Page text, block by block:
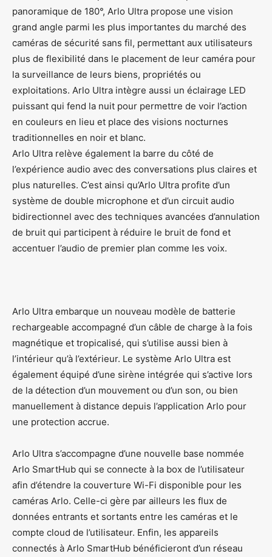
panoramique de 180°, Arlo Ultra propose une vision
grand angle parmi les plus importantes du marché des
caméras de sécurité sans fil, permettant aux utilisateurs
plus de flexibilité dans le placement de leur caméra pour
la surveillance de leurs biens, propriétés ou
exploitations. Arlo Ultra intègre aussi un éclairage LED
puissant qui fend la nuit pour permettre de voir l’action
en couleurs en lieu et place des visions nocturnes
traditionnelles en noir et blanc.
Arlo Ultra relève également la barre du côté de
l’expérience audio avec des conversations plus claires et
plus naturelles. C’est ainsi qu’Arlo Ultra profite d’un
système de double microphone et d’un circuit audio
bidirectionnel avec des techniques avancées d’annulation
de bruit qui participent à réduire le bruit de fond et
accentuer l’audio de premier plan comme les voix.
Arlo Ultra embarque un nouveau modèle de batterie
rechargeable accompagné d’un câble de charge à la fois
magnétique et tropicalisé, qui s’utilise aussi bien à
l’intérieur qu’à l’extérieur. Le système Arlo Ultra est
également équipé d’une sirène intégrée qui s’active lors
de la détection d’un mouvement ou d’un son, ou bien
manuellement à distance depuis l’application Arlo pour
une protection accrue.
Arlo Ultra s’accompagne d’une nouvelle base nommée
Arlo SmartHub qui se connecte à la box de l’utilisateur
afin d’étendre la couverture Wi-Fi disponible pour les
caméras Arlo. Celle-ci gère par ailleurs les flux de
données entrants et sortants entre les caméras et le
compte cloud de l’utilisateur. Enfin, les appareils
connectés à Arlo SmartHub bénéficieront d’un réseau